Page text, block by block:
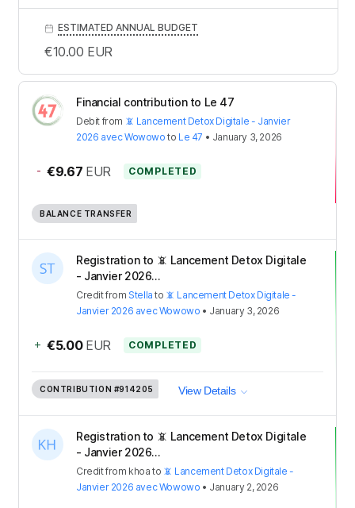
Financial contribution to Le 47
Debit from 📵 Lancement Detox Digitale - Janvier
2026 avec Wowowo to Le 47 • January 3, 2026
- €9.67 EUR COMPLETED
BALANCE TRANSFER
Registration to 📵 Lancement Detox Digitale
- Janvier 2026...
Creditfrom Stella to 📵 Lancement Detox Digitale -
Janvier 2026 avec Wowowo • January 3, 2026
+ €5.00 EUR COMPLETED
CONTRIBUTION #914205 View Details
Registration to 📵 Lancement Detox Digitale
- Janvier 2026...
Creditfrom khoa to 📵 Lancement Detox Digitale -
Janvier 2026 avec Wowowo • January 2, 2026
ESTIMATED ANNUAL BUDGET
€10.00 EUR